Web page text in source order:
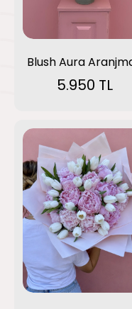
Blush Aura
5.950 TL